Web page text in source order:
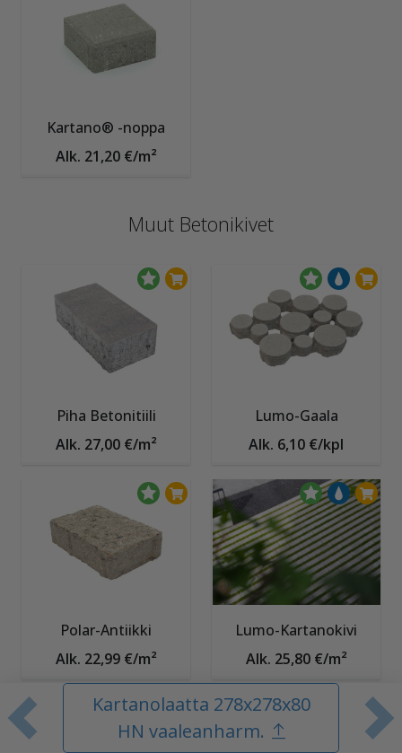
Edellinen tuote
Kartanolaatta 278x278x80
HN vaaleanharm.
Kartano® -noppa
Alk. 21,20 €/m²
Muut Betonikivet
Piha Betonitiili
Alk. 27,00 €/m²
Lumo-Gaala
Alk. 6,10 €/kpl
Polar-Antiikki
Alk. 22,99 €/m²
Lumo-Kartanokivi
Alk. 25,80 €/m²